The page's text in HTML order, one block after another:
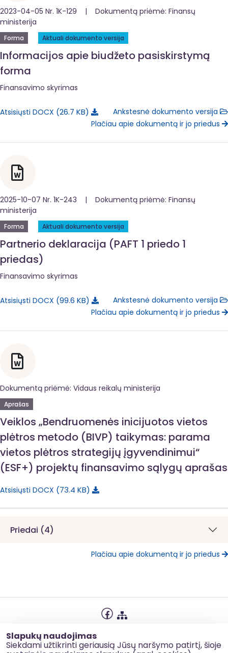
Slapukų naudojimas
Siekdami užtikrinti geriausią Jūsų naršymo patirtį, šioje
2023-04-05 Nr. 1K-129 | Dokumentą priėmė: Finansų
ministerija
Forma Aktuali dokumento versija
Informacijos apie biudžeto pasiskirstymą
forma
Finansavimo skyrimas
Atsisiųsti DOCX 26.7 KB
Ankstesnė dokumento versija
Plačiau apie dokumentą ir jo priedus
2025-10-07 Nr. 1K-243 | Dokumentą priėmė: Finansų
ministerija
Forma Aktuali dokumento versija
Partnerio deklaracija (PAFT 1 priedo 1
priedas)
Finansavimo skyrimas
Atsisiųsti DOCX 99.6 KB
Ankstesnė dokumento versija
Plačiau apie dokumentą ir jo priedus
Dokumentą priėmė: Vidaus reikalų ministerija
Aprašas
Veiklos „Bendruomenės inicijuotos vietos
plėtros metodo (BIVP) taikymas: parama
vietos plėtros strategijų įgyvendinimui“
(ESF+) projektų finansavimo sąlygų aprašas
Atsisiųsti DOCX 73.4 KB
Priedai (4)
Plačiau apie dokumentą ir jo priedus
Slapukų naudojimas